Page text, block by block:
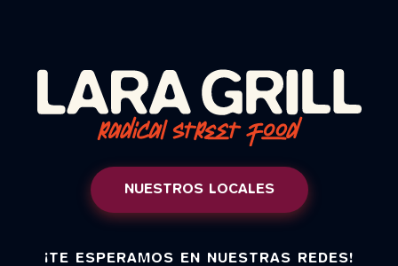
NUESTROS LOCALES
¡TE ESPERAMOS EN NUESTRAS REDES!